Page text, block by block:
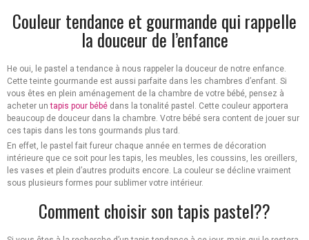
Couleur tendance et gourmande qui rappelle
la douceur de l’enfance
He oui, le pastel a tendance à nous rappeler la douceur de notre enfance.
Cette teinte gourmande est aussi parfaite dans les chambres d’enfant. Si
vous êtes en plein aménagement de la chambre de votre bébé, pensez à
acheter untapis pour bébé dans la tonalité pastel. Cette couleur apportera
beaucoup de douceur dans la chambre. Votre bébé sera content de jouer sur
ces tapis dans les tons gourmands plus tard.
En effet, le pastel fait fureur chaque année en termes de décoration
intérieure que ce soit pour les tapis, les meubles, les coussins, les oreillers,
les vases et plein d’autres produits encore. La couleur se décline vraiment
sous plusieurs formes pour sublimer votre intérieur.
Comment choisir son tapis pastel??